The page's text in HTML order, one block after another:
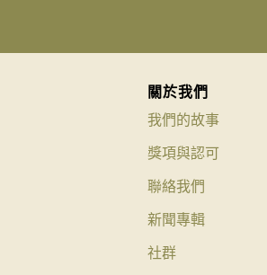
關於我們
我們的故事
獎項與認可
聯絡我們
新聞專輯
社群